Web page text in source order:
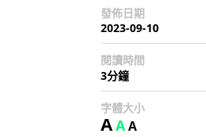
發佈日期
2023-09-10
閱讀時間
3分鐘
字體大小
AAA